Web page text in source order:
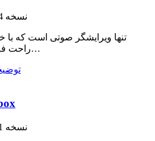
نسخه 2.9.4
راحت فایل‌ها را بدون افت کیفیت به…
توضیحات
نسخه 1.2.1